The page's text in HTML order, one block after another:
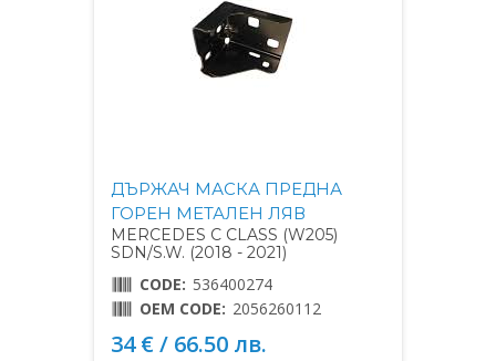
ДЪРЖАЧ МАСКА ПРЕДНА
ГОРЕН МЕТАЛЕН ЛЯВ
MERCEDES C CLASS (W205)
SDN/S.W. (2018 - 2021)
CODE: 536400274
OEM CODE: 2056260112
34 € / 66.50 лв.